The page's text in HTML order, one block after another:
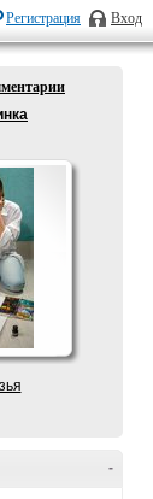
Регистрация Вход
-